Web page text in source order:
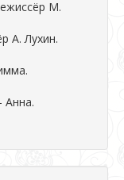
М.
А. Лухин.